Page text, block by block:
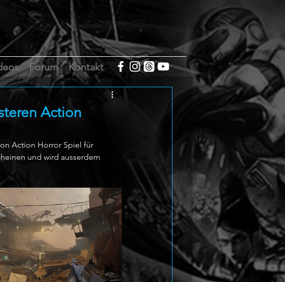
Forum Kontakt
Action
Action Horror Spiel für
und wird ausserdem